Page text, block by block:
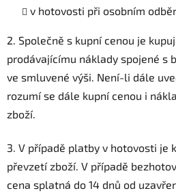
v hotovosti při osobním
2. Společně s kupní cenou je
prodávajícímu náklady spojené s
ve smluvené výši. Není-li dále
rozumí se dále kupní cenou i
zboží.
3. V případě platby v hotovosti je
převzetí zboží. V případě
cena splatná do 14 dnů od